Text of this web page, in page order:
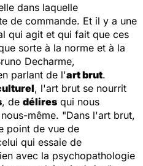
dans laquelle
de commande. Et il y a une
qui agit et qui fait que ces
sorte à la norme et à la
Decharme,
parlant de l'art brut.
, l'art brut se nourrit
, de délires qui nous
même. "Dans l'art brut,
point de vue de
qui essaie de
avec la psychopathologie